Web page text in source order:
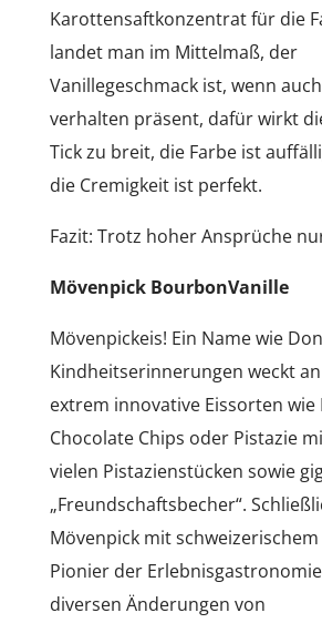
Karottensaftkonzentrat für die
landet man im Mittelmaß, der
Vanillegeschmack ist, wenn
verhalten präsent, dafür wirkt
Tick zu breit, die Farbe ist
die Cremigkeit ist perfekt.
Fazit: Trotz hoher Ansprüche
Mövenpick BourbonVanille
Mövenpickeis! Ein Name wie
Kindheitserinnerungen weckt
extrem innovative Eissorten wie
Chocolate Chips oder Pistazie
vielen Pistazienstücken sowie
„Freundschaftsbecher“.
Mövenpick mit
Pionier der
diversen Änderungen von